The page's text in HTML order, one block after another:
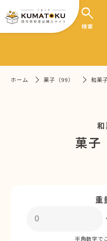
search
検索
ホーム 菓子（99） 和菓
菓子
重
半角数字で